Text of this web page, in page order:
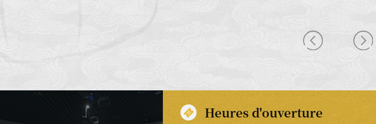
Heures d'ouverture